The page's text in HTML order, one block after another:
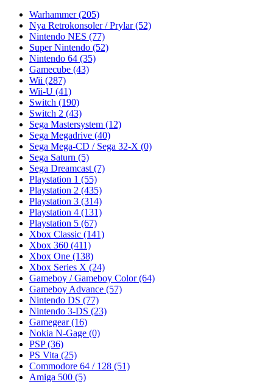
Warhammer(205)
Nya Retrokonsoler / Prylar(52)
Nintendo NES (77)
Super Nintendo (52)
Nintendo 64 (35)
Gamecube (43)
Wii (287)
Wii-U (41)
Switch (190)
Switch 2 (43)
Sega Mastersystem (12)
Sega Megadrive (40)
Sega Mega-CD / Sega 32-X (0)
Sega Saturn (5)
Sega Dreamcast (7)
Playstation 1 (55)
Playstation 2 (435)
Playstation 3 (314)
Playstation 4 (131)
Playstation 5 (67)
Xbox Classic (141)
Xbox 360 (411)
Xbox One (138)
Xbox Series X (24)
Gameboy / Gameboy Color(64)
Gameboy Advance (57)
Nintendo DS (77)
Nintendo 3-DS (23)
Gamegear(16)
Nokia N-Gage (0)
PSP(36)
PS Vita (25)
Commodore 64 / 128 (51)
Amiga 500 (5)